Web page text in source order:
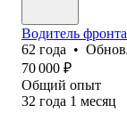
Водитель
62 года •
70 000 ₽
Общий опыт
32 года 1 месяц